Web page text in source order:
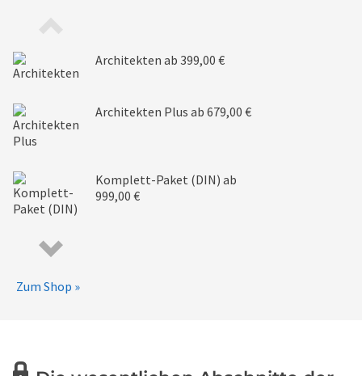
Architekten ab 399,00 €
Architekten Plus ab 679,00 €
Komplett-Paket (DIN) ab
999,00 €
Zum Shop »